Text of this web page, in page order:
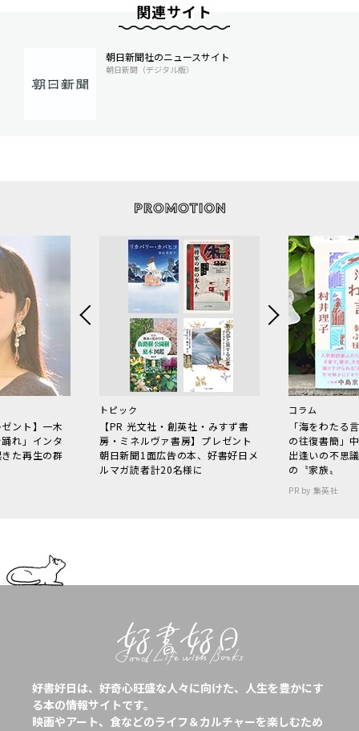
関連サイト
朝日新聞社のニュースサイト
朝日新聞（デジタル版）
ント】一木
れ」インタ
た再生の群
トピック
【PR 光文社・創英社・みすず書
房・ミネルヴァ書房】プレゼント
朝日新聞1面広告の本、好書好日メ
ルマガ読者計20名様に
コラム
「海をわた
の往復書簡」
出逢いの不思
の〝家族〟
PR by 集英社
好書好日は、好奇心旺盛な人々に向けた、人生を豊かにす
る本の情報サイトです。
映画やアート、食などのライフ＆カルチャーを楽しむため